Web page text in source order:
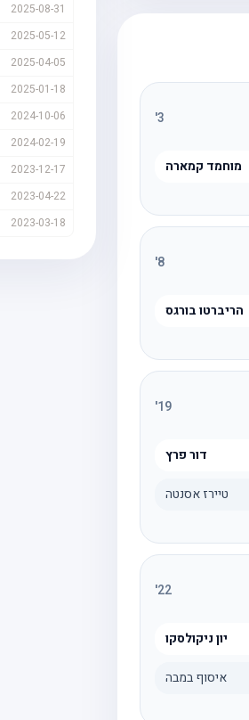
3
'
מוחמד קמארה
8
'
הריברטו בורגס
19
'
דור פרץ
טיירז אסנטה
22
'
יון ניקולסקו
איסוף במבה
2025-08-31
2025-05-12
2025-04-05
2025-01-18
2024-10-06
2024-02-19
2023-12-17
2023-04-22
2023-03-18